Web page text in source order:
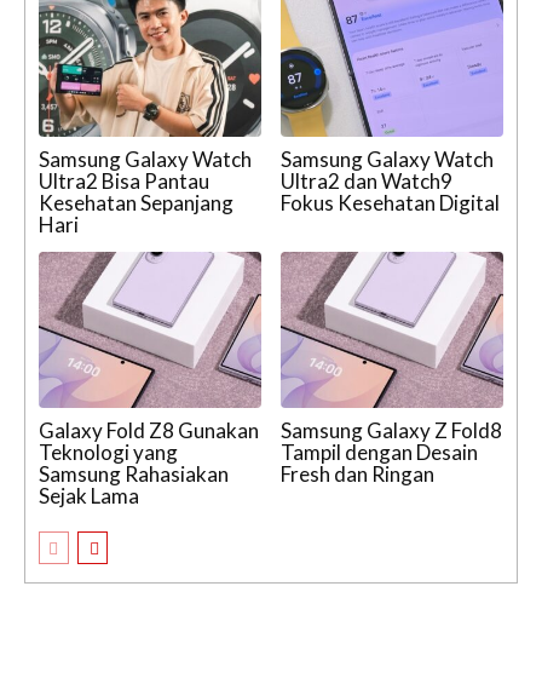
Samsung Galaxy Watch
Ultra2 Bisa Pantau
Kesehatan Sepanjang
Hari
Samsung Galaxy Watch
Ultra2 dan Watch9
Fokus Kesehatan Digital
Galaxy Fold Z8 Gunakan
Teknologi yang
Samsung Rahasiakan
Sejak Lama
Samsung Galaxy Z Fold8
Tampil dengan Desain
Fresh dan Ringan